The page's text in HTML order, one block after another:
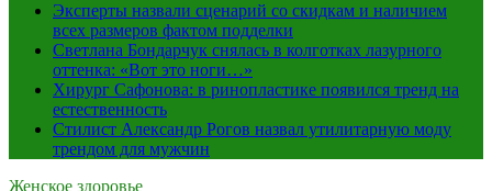
Эксперты назвали сценарий со скидкам и наличием
всех размеров фактом подделки
Светлана Бондарчук снялась в колготках лазурного
оттенка: «Вот это ноги…»
Хирург Сафонова: в ринопластике появился тренд на
естественность
Стилист Александр Рогов назвал утилитарную моду
трендом для мужчин
Женское здоровье